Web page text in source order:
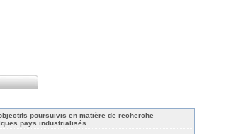
poursuivis en matière de recherche
pays industrialisés.